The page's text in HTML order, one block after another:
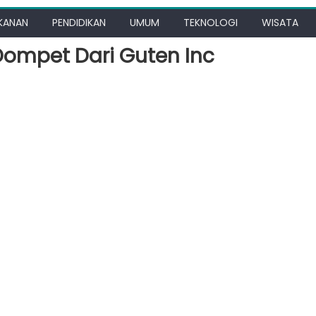
PENDIDIKAN UMUM TEKNOLOGI WISATA
Dari Guten Inc